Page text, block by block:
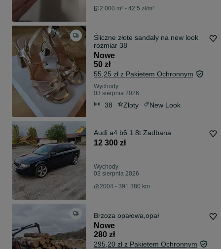
2 000 m² - 42.5 zł/m²
Śliczne złote sandały na new look
rozmiar 38
Nowe
50 zł
55,25 zł z Pakietem Ochronnym
Wychody
03 sierpnia 2026
38 Złoty New Look
Audi a4 b6 1.8t Zadbana
12 300 zł
Wychody
03 sierpnia 2026
2004 - 391 380 km
Brzoza opałowa,opał
Nowe
280 zł
295,20 zł z Pakietem Ochronnym